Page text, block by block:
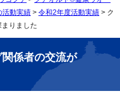
活動実績 > 令和2年度活動実績 > ク
りました
係者の交流が